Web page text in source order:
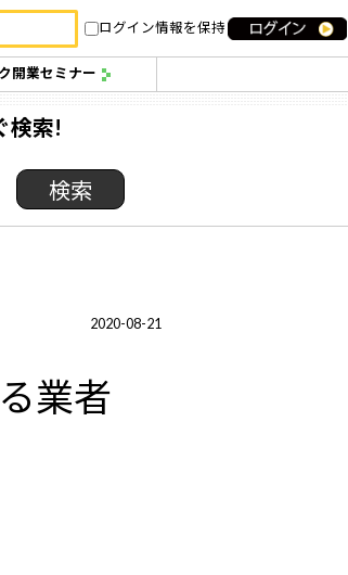
ログイン情報を保持
開業セミナー
検索!
2020-08-21
業者